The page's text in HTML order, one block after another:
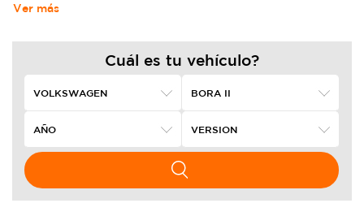
Ver más
Cuál es tu vehículo?